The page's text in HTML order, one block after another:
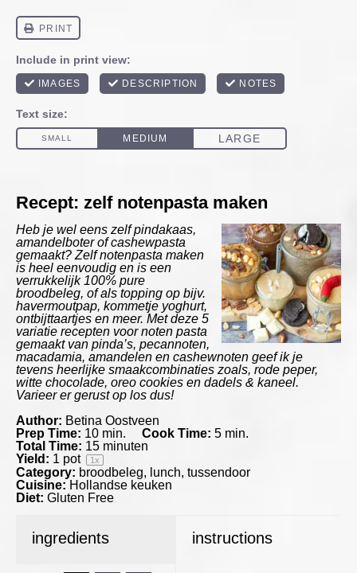
Recept: zelf notenpasta maken
Heb je wel eens zelf pindakaas,
amandelboter of cashewpasta
gemaakt? Zelf notenpasta maken
is heel eenvoudig en is een
verrukkelijk 100% pure
broodbeleg, of als topping op bijv.
havermoutpap, kommetje yoghurt,
ontbijttaartjes en meer. Met deze 5
variatie recepten voor noten pasta
gemaakt van pinda’s, pecannoten,
macadamia, amandelen en cashewnoten geef ik je
tevens heerlijke smaakcombinaties zoals, rode peper,
witte chocolade, oreo cookies en dadels & kaneel.
Varieer er gerust op los dus!
Author: Betina Oostveen
Prep Time: 10 min. Cook Time: 5 min.
Total Time: 15 minuten
Yield: 1 pot 1x
Category: broodbeleg, lunch, tussendoor
Cuisine: Hollandse keuken
Diet: Gluten Free
ingredients instructions